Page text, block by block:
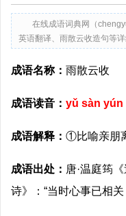
在线成语词典网（
英语翻译、雨散云收造句等
成语名称： 雨散云收
成语读音： yǔ sàn yún
成语解释： ①比喻亲朋
成语出处： 唐·温庭筠
诗》：“当时心事已相